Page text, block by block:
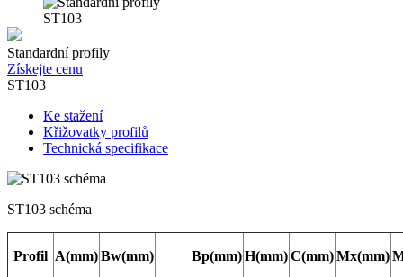
Standardní profily
Získejte cenu
ST103
Ke stažení
Křižovatky profilů
Technická specifikace
ST103 schéma
Profil A(mm)Bw(mm) Bp(mm)H(mm)C(mm)Mx(mm)